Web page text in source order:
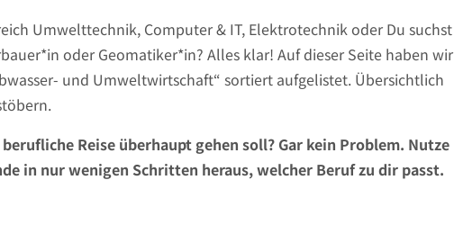
Umwelttechnik, Computer & IT, Elektrotechnik oder Du suchst
oder Geomatiker*in? Alles klar! Auf dieser Seite haben wir
und Umweltwirtschaft“ sortiert aufgelistet. Übersichtlich
Reise überhaupt gehen soll? Gar kein Problem. Nutze
in nur wenigen Schritten heraus, welcher Beruf zu dir passt.